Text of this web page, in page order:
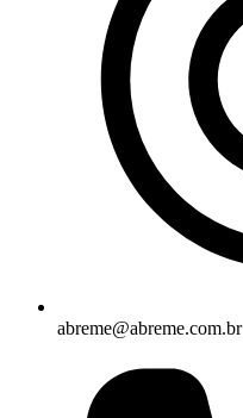
abreme@abreme.com.br